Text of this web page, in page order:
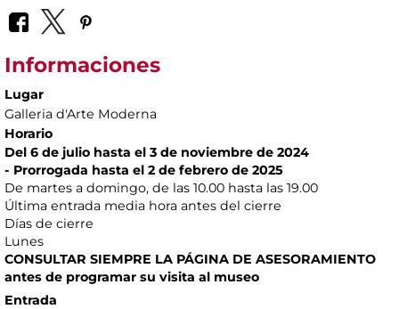
Informaciones
Lugar
Galleria d'Arte Moderna
Horario
Del 6 de julio hasta el 3 de noviembre de 2024
- Prorrogada hasta el 2 de febrero de 2025
De martes a domingo, de las 10.00 hasta las 19.00
Última entrada media hora antes del cierre
Días de cierre
Lunes
CONSULTAR SIEMPRE LA PÁGINA DE ASESORAMIENTO
antes de programar su visita al museo
Entrada